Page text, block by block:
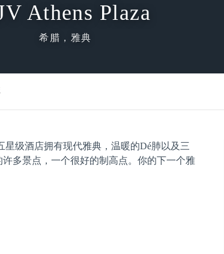
Athens Plaza
希腊，雅典
星级酒店拥有现代雅典，温暖的Dé肺以及三
多景点，一个很好的制高点。你的下一个雅